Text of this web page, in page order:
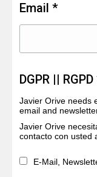
Email *
DGPR ||
Javier Orive needs
email and
Javier Orive
contacto con usted
E-Mail,